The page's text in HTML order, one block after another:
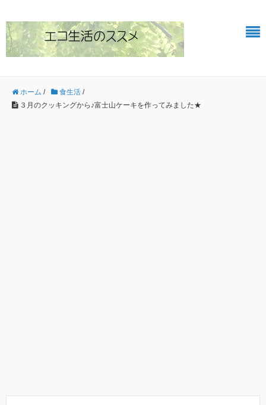
ホーム / 食生活 /
３月のクッキングから♪富士山ケーキを作ってみました★